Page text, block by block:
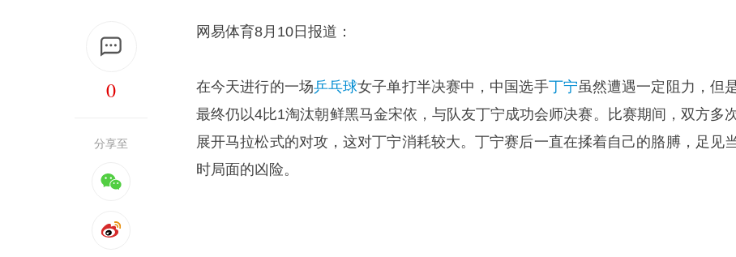
0
分享至
网易体育8月10日报道：
在今天进行的一场乒乓球女子单打半决赛中，中国选手丁宁虽然遭遇一定阻力，但
最终仍以4比1淘汰朝鲜黑马金宋依，与队友丁宁成功会师决赛。比赛期间，双方多
展开马拉松式的对攻，这对丁宁消耗较大。丁宁赛后一直在揉着自己的胳膊，足见
时局面的凶险。